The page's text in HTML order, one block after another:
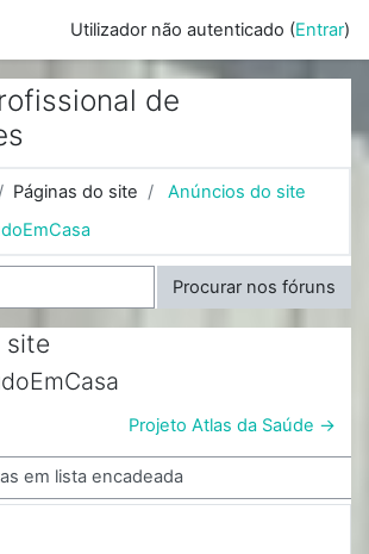
Utilizador não autenticado (Entrar)
de
Páginas do site
Anúncios do site
Procurar nos fóruns
site
Projeto Atlas da Saúde →